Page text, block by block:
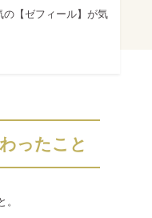
【ゼフィール】が気
ったこと